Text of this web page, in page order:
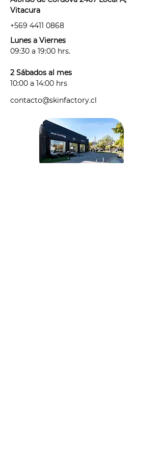
· tomando algún medicamento
fotosensible: "medicamento"
considera antibióticos,
cualquier medicamento que haya
sido recetado para un tratamiento
- La cantidad de sesiones que
cantidad y tipo de pelo que tengas
y de los cambios hormonales que
puedas presentar.
- Puedes exponerte al sol hasta 48
contacto@skinfactory.cl
Vitacura
+569 4411 0868
Lunes a Viernes
09:30 a 19:00 hrs.
2 Sábados al mes
10:00 a 14:00 hrs